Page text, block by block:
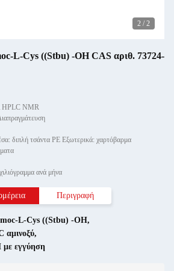
2 / 2
L-Cys ((Stbu) -OH CAS αριθ. 73724-
HPLC NMR
διπλή τσάντα PE Εξωτερικά: χαρτόβαρμα
ανά μήνα
Περιγραφή
L-Cys ((Stbu) -OH,
αμινοξύ,
εγγύηση